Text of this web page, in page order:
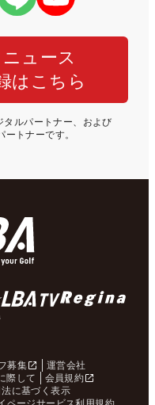
ュース
はこちら
ルパートナー、および
ートナーです。
募集
運営会社
際して
会員規約
に基づく表示